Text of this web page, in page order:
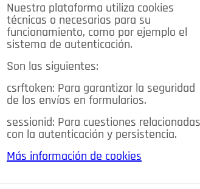
Nuestra plataforma utiliza cookies
técnicas o necesarias para su
funcionamiento, como por ejemplo el
sistema de autenticación.
Son las siguientes:
csrftoken: Para garantizar la seguridad
de los envíos en formularios.
sessionid: Para cuestiones relacionadas
con la autenticación y persistencia.
Más información de cookies